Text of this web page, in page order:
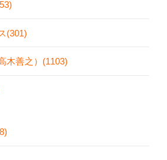
(301)
木善之）(1103)